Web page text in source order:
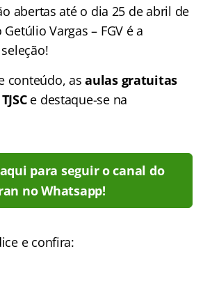
abertas até o dia 25 de abril de
Vargas – FGV é a
conteúdo, asaulas gratuitas
e destaque-se na
para seguir o canal do
no Whatsapp!
e confira: